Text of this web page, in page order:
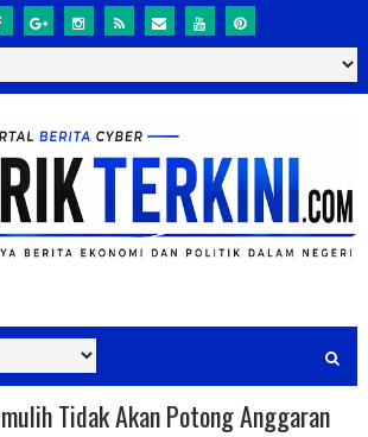
Tidak Akan Potong Anggaran